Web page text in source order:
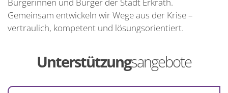
Bürgerinnen und Bürger der Stadt Erkrath.
Gemeinsam entwickeln wir Wege aus der Krise –
vertraulich, kompetent und lösungsorientiert.
Unterstützungsangebote